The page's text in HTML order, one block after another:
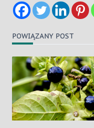
POWIĄZANY POST